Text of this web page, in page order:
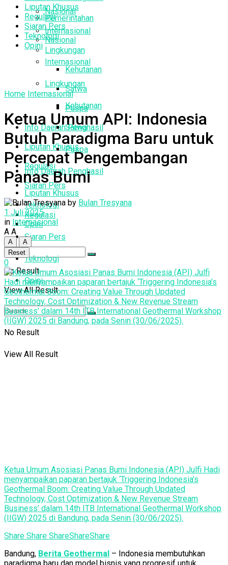
Nasional
Internasional
Lingkungan
Kehutanan
Satwa
Puspa
Info Daerah Penghasil
Liputan Khusus
Regulasi
Siaran Pers
Teknologi
Opini
No Result
View All Result
Pemerintahan
Nasional
Internasional
Lingkungan
Kehutanan
Satwa
Puspa
Info Daerah Penghasil
Liputan Khusus
Regulasi
Siaran Pers
Teknologi
Opini
No Result
View All Result
Liputan Khusus
Regulasi
Siaran Pers
Teknologi
Opini
Home Internasional
Ketua Umum API: Indonesia
Butuh Paradigma Baru untuk
Percepat Pengembangan
Panas Bumi
by Bulan Tresyana
1 Juli 2025
in Internasional
A A
A
A
Reset
0
Ketua Umum Asosiasi Panas Bumi Indonesia (API) Julfi Hadi
menyampaikan paparan bertajuk ‘Triggering Indonesia’s
Geothermal Boom: Creating Value Through Updated
Technology, Cost Optimization & New Revenue Stream
Business’ dalam 14th ITB International Geothermal Workshop
(IIGW) 2025 di Bandung, pada Senin (30/06/2025).
Share Share ShareShareShare
Bandung, Berita Geothermal – Indonesia membutuhkan